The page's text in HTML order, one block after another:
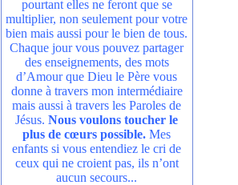
pourtant elles ne feront que se
multiplier, non seulement pour votre
bien mais aussi pour le bien de tous.
Chaque jour vous pouvez partager
des enseignements, des mots
d’Amour que Dieu le Père vous
donne à travers mon intermédiaire
mais aussi à travers les Paroles de
Jésus.Nous voulons toucher le
plus de cœurs possible. Mes
enfants si vous entendiez le cri de
ceux qui ne croient pas, ils n’ont
aucun secours...